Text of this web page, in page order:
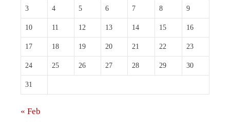
3 4 5 6 7 8 9
10 11 12 13 14 15 16
17 18 19 20 21 22 23
24 25 26 27 28 29 30
31
« Feb